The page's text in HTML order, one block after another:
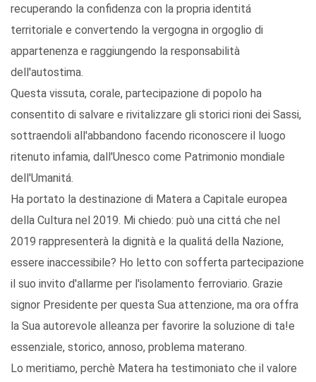
recuperando la confidenza con la propria identitá
territoriale e convertendo la vergogna in orgoglio di
appartenenza e raggiungendo la responsabilità
dell'autostima.
Questa vissuta, corale, partecipazione di popolo ha
consentito di salvare e rivitalizzare gli storici rioni dei Sassi,
sottraendoli all'abbandono facendo riconoscere il luogo
ritenuto infamia, dall'Unesco come Patrimonio mondiale
dell'Umanitá.
Ha portato la destinazione di Matera a Capitale europea
della Cultura nel 2019. Mi chiedo: può una cittá che nel
2019 rappresenterà la dignità e la qualitá della Nazione,
essere inaccessibile? Ho letto con sofferta partecipazione
il suo invito d'allarme per l'isolamento ferroviario. Grazie
signor Presidente per questa Sua attenzione, ma ora offra
la Sua autorevole alleanza per favorire la soluzione di ta!e
essenziale, storico, annoso, problema materano.
Lo meritiamo, perchè Matera ha testimoniato che il valore